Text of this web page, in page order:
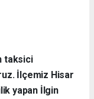
taksici
İlçemiz Hisar
yapan İlgin